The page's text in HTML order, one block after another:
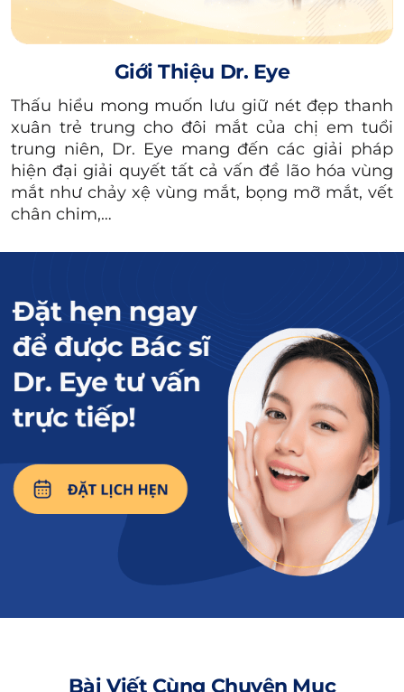
Bạn nên tham vấn ý kiến bác sĩ để biết độ tuổi cắt mí
thích hợp cho trường hợp mí mắt của mình.
Xem thêm:
2. Vì sao người dưới 18 tuổi chưa nên
cắt mí?
Những ai dưới 18 tuổi không nên tiểu phẫu
định hình nếp mí sớm bởi cơ mí chưa hoàn
toàn ổn định. Nếu thực hiện cắt mí quá sớm
thì nếp mí chỉ giữ được một thời gian ngắn, có
thể không duy trì được lâu khi da bước vào
3. Các yếu tố quyết định trực tiếp
Giới Thiệu Dr. Eye
Thấu hiểu mong muốn lưu giữ nét đẹp thanh
xuân trẻ trung cho đôi mắt của chị em tuổi
trung niên, Dr. Eye mang đến các giải pháp
hiện đại giải quyết tất cả vấn đề lão hóa vùng
mắt như chảy xệ vùng mắt, bọng mỡ mắt, vết
chân chim,…
Bài Viết Cùng Chuyên Mục